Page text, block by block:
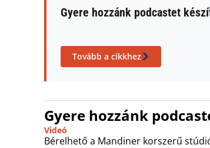
Gyere hozzánk podcastet
Tovább a cikkhez
Gyere hozzánk
Videó
Bérelhető a Mandiner korszerű